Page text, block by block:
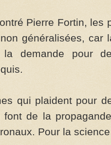
Pierre Fortin,
généralisées, car
la demande pour
qui plaident pour
font de la
Pour la